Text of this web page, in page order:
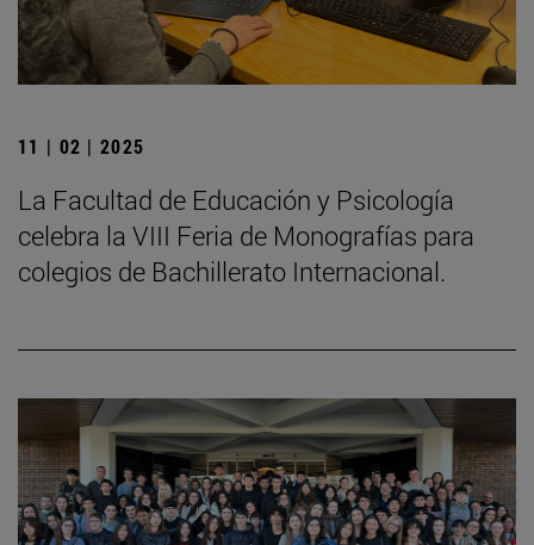
11 | 02 | 2025
La Facultad de Educación y Psicología
celebra la VIII Feria de Monografías para
colegios de Bachillerato Internacional.